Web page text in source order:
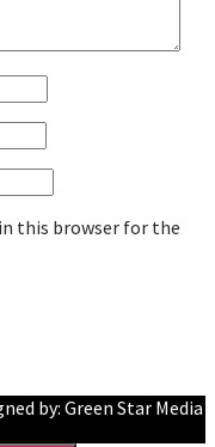
this browser for the
by: Green Star Media